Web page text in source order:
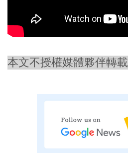
本文不授權媒體夥伴轉載